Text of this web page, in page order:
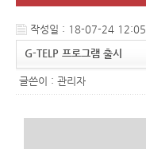
작성일 : 18-07-24 12:05
G-TELP 프로그램 출시
글쓴이 : 관리자